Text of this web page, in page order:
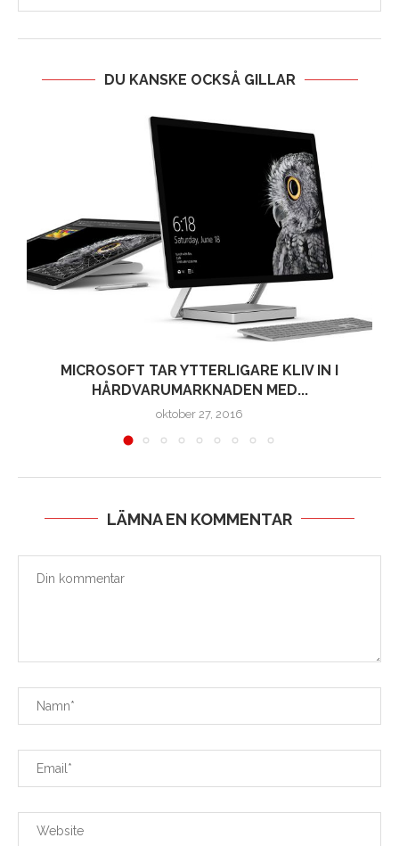
DU KANSKE OCKSÅ GILLAR
MICROSOFT TAR YTTERLIGARE KLIV IN I
HÅRDVARUMARKNADEN MED...
oktober 27, 2016
LÄMNA EN KOMMENTAR